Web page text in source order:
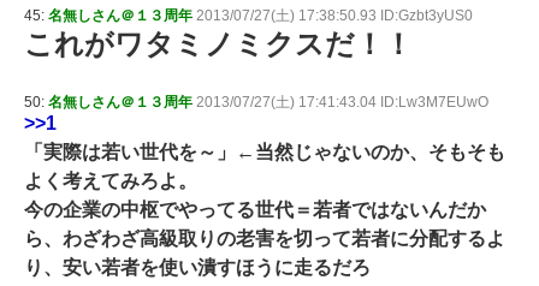
45: 名無しさん＠１３周年 2013/07/27(土) 17:38:50.93 ID:Gzbt3yUS0
これがワタミノミクスだ！！
50: 名無しさん＠１３周年 2013/07/27(土) 17:41:43.04 ID:Lw3M7EUwO
>>1
「実際は若い世代を～」←当然じゃないのか、そもそも
よく考えてみろよ。
今の企業の中枢でやってる世代＝若者ではないんだか
ら、わざわざ高級取りの老害を切って若者に分配するよ
り、安い若者を使い潰すほうに走るだろ